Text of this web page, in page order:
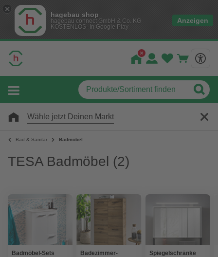
hagebau shop
hagebau connect GmbH & Co. KG
KOSTENLOS- In Google Play
Anzeigen
Wähle jetzt Deinen Markt
Bad & Sanitär Badmöbel
TESA Badmöbel (2)
Badmöbel-Sets
Badezimmer-
Spiegelschränke